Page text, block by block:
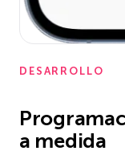
DESARROLLO
a medida